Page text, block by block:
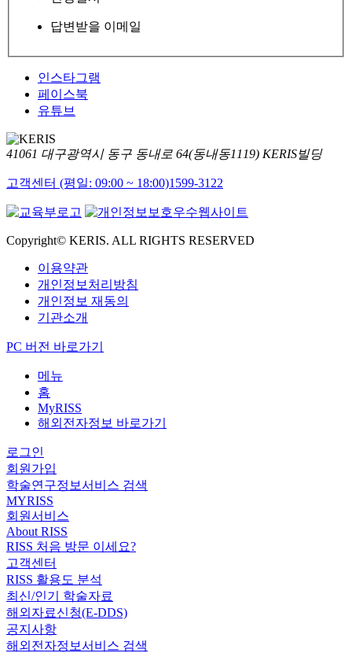
답변받을 이메일
인스타그램
페이스북
유튜브
41061 대구광역시 동구 동내로 64(동내동1119) KERIS빌딩
고객센터 (평일: 09:00 ~ 18:00)1599-3122
Copyright© KERIS. ALL RIGHTS RESERVED
이용약관
개인정보처리방침
개인정보 재동의
기관소개
PC 버전 바로가기
메뉴
홈
MyRISS
해외전자정보 바로가기
로그인
회원가입
학술연구정보서비스 검색
MYRISS
회원서비스
About RISS
RISS 처음 방문 이세요?
고객센터
RISS 활용도 분석
최신/인기 학술자료
해외자료신청(E-DDS)
공지사항
해외전자정보서비스 검색